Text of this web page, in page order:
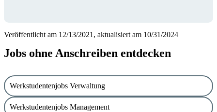
Veröffentlicht am 12/13/2021, aktualisiert am 10/31/2024
Jobs ohne Anschreiben entdecken
Werkstudentenjobs Verwaltung
Werkstudentenjobs Management